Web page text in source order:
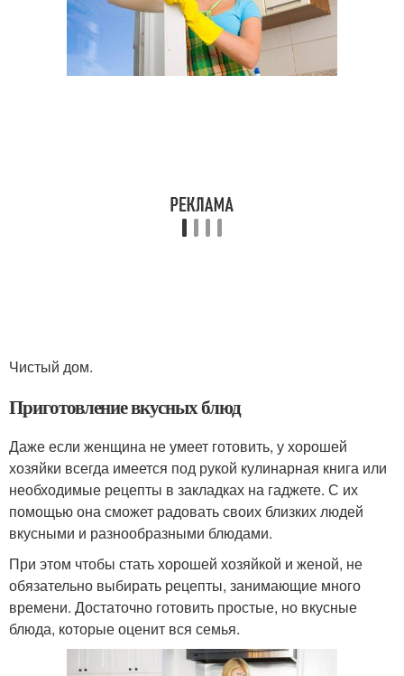
Чистый дом.
Приготовление вкусных блюд
Даже если женщина не умеет готовить, у хорошей
хозяйки всегда имеется под рукой кулинарная книга или
необходимые рецепты в закладках на гаджете. С их
помощью она сможет радовать своих близких людей
вкусными и разнообразными блюдами.
При этом чтобы стать хорошей хозяйкой и женой, не
обязательно выбирать рецепты, занимающие много
времени. Достаточно готовить простые, но вкусные
блюда, которые оценит вся семья.